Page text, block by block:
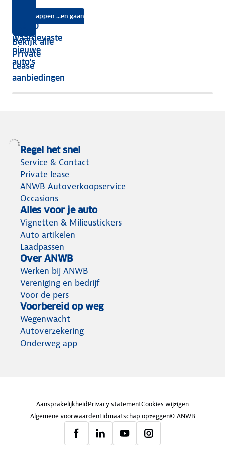
Instappen ...en gaan
Bekijk alle
Private
Lease
aanbiedingen
écht
vijf
jaar
nog
het
meeste
Top 10
waardevaste
nieuwe
auto's
Regel het snel
Service & Contact
Private lease
ANWB Autoverkoopservice
Occasions
Alles voor je auto
Vignetten & Milieustickers
Auto artikelen
Laadpassen
Over ANWB
Werken bij ANWB
Vereniging en bedrijf
Voor de pers
Voorbereid op weg
Wegenwacht
Autoverzekering
Onderweg app
AansprakelijkheidPrivacy statementCookies wijzigen
Algemene voorwaardenLidmaatschap opzeggen© ANWB